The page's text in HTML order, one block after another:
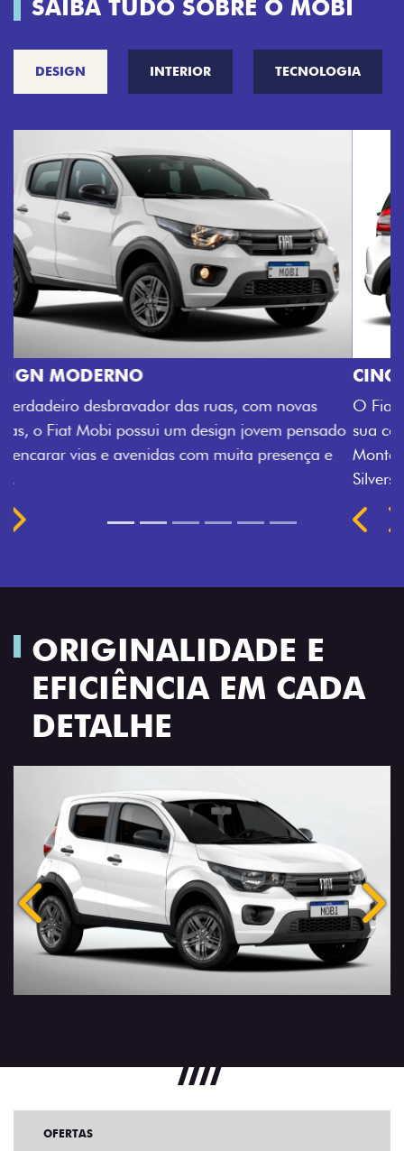
SAIBA TUDO SOBRE O MOBI
DESIGN INTERIOR TECNOLOGIA
CINCO OPÇÕES DE CORES
O Fiat Mobi tem sempre uma opção de cor que é a
sua cara. Escolha entre o Preto Vulcano, Vermelho
Montecarlo, Branco Banchisa, Prata Bari e Cinza
Silverstone.
Rodas de liga leve
ORIGINALIDADE E
EFICIÊNCIA EM CADA
DETALHE
Anterior
OFERTAS